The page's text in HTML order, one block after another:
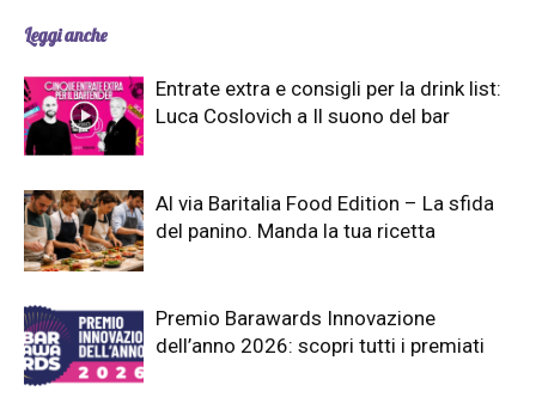
Leggi anche
Entrate extra e consigli per la drink list:
Luca Coslovich a Il suono del bar
Al via Baritalia Food Edition – La sfida
del panino. Manda la tua ricetta
Premio Barawards Innovazione
dell’anno 2026: scopri tutti i premiati